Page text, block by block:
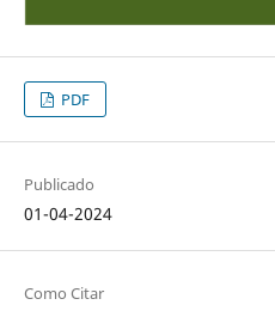
PDF
Publicado
01-04-2024
Como Citar